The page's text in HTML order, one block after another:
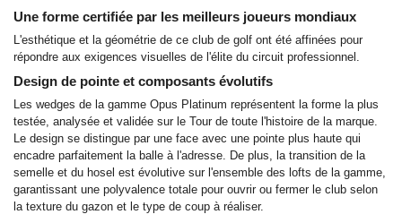
Une forme certifiée par les meilleurs joueurs mondiaux
L'esthétique et la géométrie de ce club de golf ont été affinées pour
répondre aux exigences visuelles de l'élite du circuit professionnel.
Design de pointe et composants évolutifs
Les wedges de la gamme Opus Platinum représentent la forme la plus
testée, analysée et validée sur le Tour de toute l'histoire de la marque.
Le design se distingue par une face avec une pointe plus haute qui
encadre parfaitement la balle à l'adresse. De plus, la transition de la
semelle et du hosel est évolutive sur l'ensemble des lofts de la gamme,
garantissant une polyvalence totale pour ouvrir ou fermer le club selon
la texture du gazon et le type de coup à réaliser.